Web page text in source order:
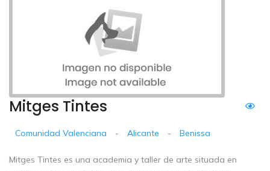
Mitges Tintes
Comunidad Valenciana - Alicante - Benissa
Mitges Tintes es una academia y taller de arte situada en